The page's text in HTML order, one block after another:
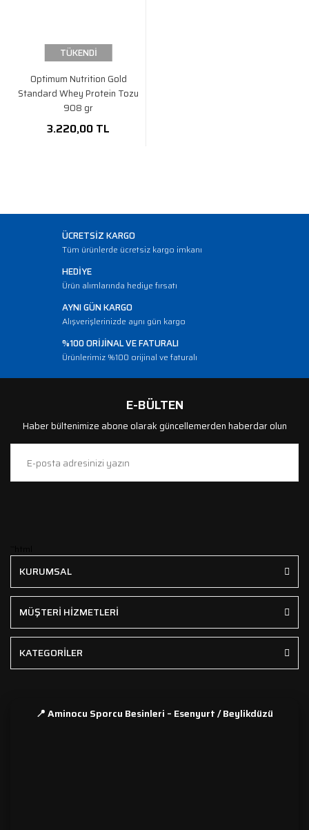
TÜKENDİ
Optimum Nutrition Gold
Standard Whey Protein Tozu
908 gr
3.220,00 TL
ÜCRETSİZ KARGO
Tüm ürünlerde ücretsiz kargo imkanı
HEDİYE
Ürün alımlarında hediye fırsatı
AYNI GÜN KARGO
Alışverişlerinizde aynı gün kargo
%100 ORİJİNAL VE FATURALI
Ürünlerimiz %100 orijinal ve faturalı
E-BÜLTEN
Haber bültenimize abone olarak güncellemerden haberdar olun
KURUMSAL
MÜŞTERİ HİZMETLERİ
KATEGORİLER
📍 Aminocu Sporcu Besinleri – Esenyurt / Beylikdüzü